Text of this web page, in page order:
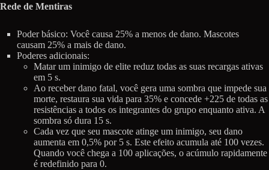
Rede de Mentiras
Poder básico: Você causa 25% a menos de dano. Mascotes
causam 25% a mais de dano.
Poderes adicionais:
Matar um inimigo de elite reduz todas as suas recargas ativas
em 5 s.
Ao receber dano fatal, você gera uma sombra que impede sua
morte, restaura sua vida para 35% e concede +225 de todas as
resistências a todos os integrantes do grupo enquanto ativa. A
sombra só dura 15 s.
Cada vez que seu mascote atinge um inimigo, seu dano
aumenta em 0,5% por 5 s. Este efeito acumula até 100 vezes.
Quando você chega a 100 aplicações, o acúmulo rapidamente
é redefinido para 0.